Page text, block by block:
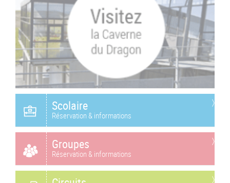
Scolaire
Réservation & informations
Groupes
Réservation & informations